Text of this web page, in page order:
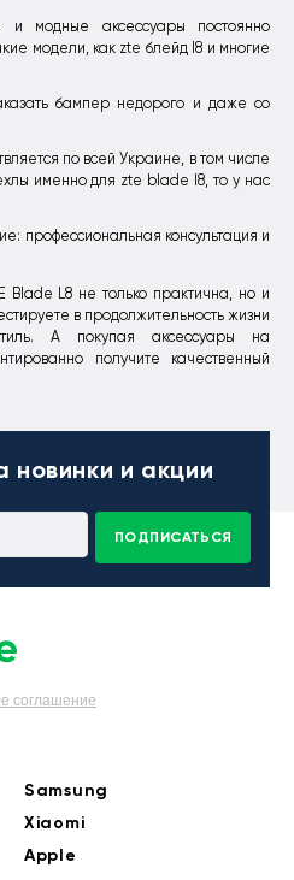
и модные аксессуары постоянно
модели, как zte блейд l8 и многие
бампер недорого и даже со
по всей Украине, в том числе
именно для zte blade l8, то у нас
профессиональная консультация и
L8 не только практична, но и
в продолжительность жизни
А покупая аксессуары на
получите качественный
новинки и акции
ПОДПИСАТЬСЯ
соглашение
Samsung
Xiaomi
Apple